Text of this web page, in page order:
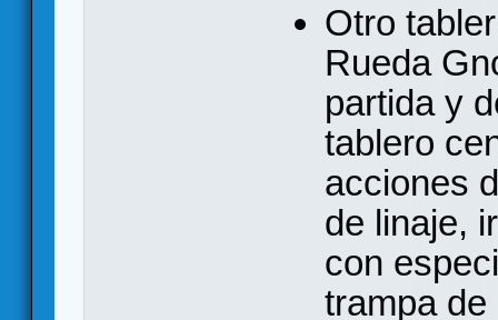
Otro
Rueda
partida y
tablero
acciones
de linaje,
con
trampa